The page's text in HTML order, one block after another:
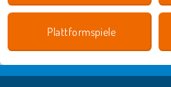
Plattformspiele